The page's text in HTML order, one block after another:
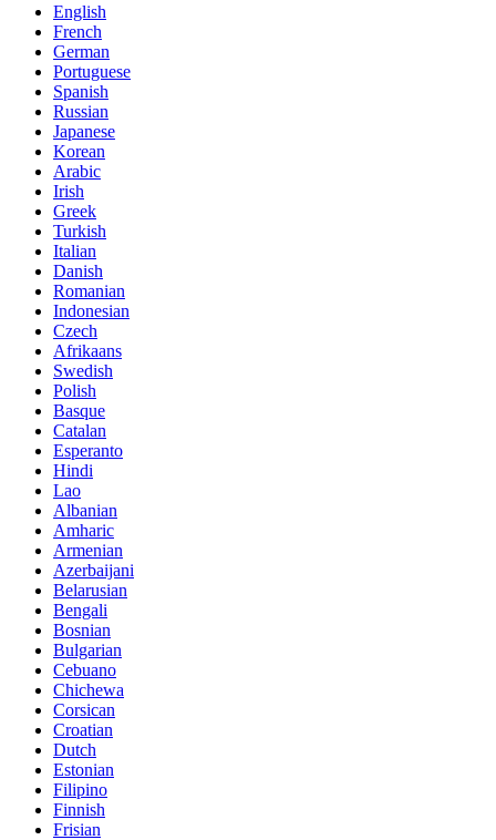
English
French
German
Portuguese
Spanish
Russian
Japanese
Korean
Arabic
Irish
Greek
Turkish
Italian
Danish
Romanian
Indonesian
Czech
Afrikaans
Swedish
Polish
Basque
Catalan
Esperanto
Hindi
Lao
Albanian
Amharic
Armenian
Azerbaijani
Belarusian
Bengali
Bosnian
Bulgarian
Cebuano
Chichewa
Corsican
Croatian
Dutch
Estonian
Filipino
Finnish
Frisian